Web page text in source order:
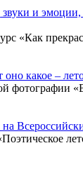
и эмоции,
«Как
какое –
фотографии